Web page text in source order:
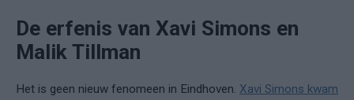
De erfenis van Xavi Simons en
Malik Tillman
Het is geen nieuw fenomeen in Eindhoven. Xavi Simons kwam